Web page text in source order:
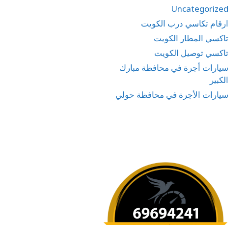
Uncategorized
ارقام تكاسي درب الكويت
تاكسي المطار الكويت
تاكسي توصيل الكويت
سيارات أجرة في محافظة مبارك
الكبير
سيارات الأجرة في محافظة حولي